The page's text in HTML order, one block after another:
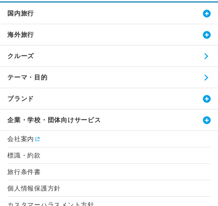
国内旅行
海外旅行
クルーズ
テーマ・目的
ブランド
企業・学校・団体向けサービス
会社案内
標識・約款
旅行条件書
個人情報保護方針